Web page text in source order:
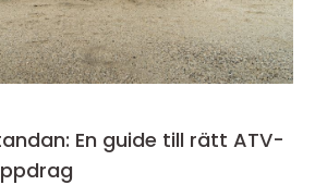
En guide till rätt ATV-